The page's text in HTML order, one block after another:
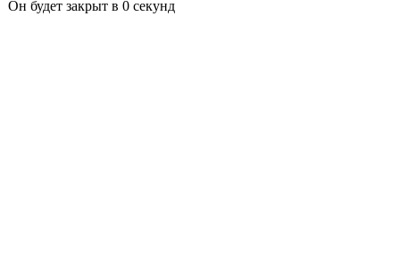
Он будет закрыт в 0 секунд